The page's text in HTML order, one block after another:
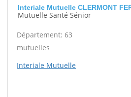
Interiale Mutuelle CLERMONT
Mutuelle Santé Sénior
Département: 63
mutuelles
Interiale Mutuelle